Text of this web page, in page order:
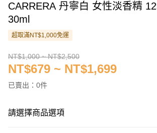
CARRERA 丹寧白 女性淡香精
30ml
超取滿NT$1,000免運
NT$1,000 ~ NT$2,500
NT$679 ~ NT$1,699
已賣出：0件
請選擇商品選項